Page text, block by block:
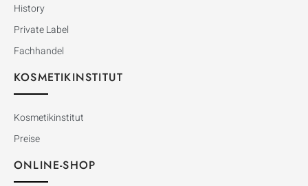
History
Private Label
Fachhandel
KOSMETIKINSTITUT
Kosmetikinstitut
Preise
ONLINE-SHOP